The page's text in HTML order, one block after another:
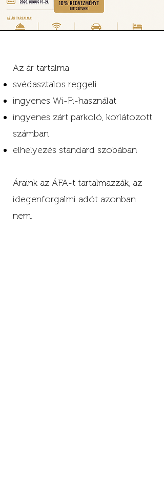
Az ár tartalma
svédasztalos reggeli
ingyenes Wi-Fi-használat
ingyenes zárt parkoló, korlátozott
számban
elhelyezés standard szobában
Áraink az ÁFA-t tartalmazzák, az
idegenforgalmi adót azonban
nem.